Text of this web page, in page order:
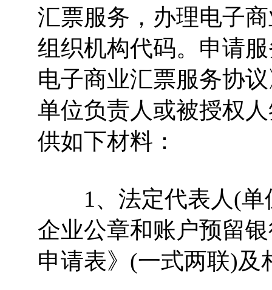
汇票服务，办理电子
组织机构代码。申请
电子商业汇票服务协
单位负责人或被授权
供如下材料：
1、法定代表人(单
企业公章和账户预留
申请表》(一式两联)及